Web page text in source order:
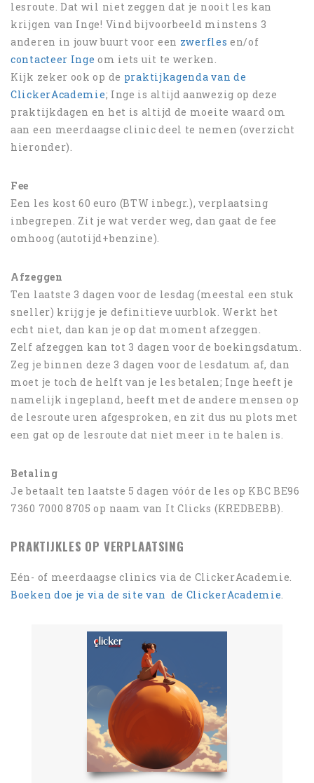
lesroute. Dat wil niet zeggen dat je nooit les kan
krijgen van Inge! Vind bijvoorbeeld minstens 3
anderen in jouw buurt voor een zwerfles en/of
contacteer Inge om iets uit te werken.
Kijk zeker ook op de praktijkagenda van de
ClickerAcademie; Inge is altijd aanwezig op deze
praktijkdagen en het is altijd de moeite waard om
aan een meerdaagse clinic deel te nemen (overzicht
hieronder).
Fee
Een les kost 60 euro (BTW inbegr.), verplaatsing
inbegrepen. Zit je wat verder weg, dan gaat de fee
omhoog (autotijd+benzine).
Afzeggen
Ten laatste 3 dagen voor de lesdag (meestal een stuk
sneller) krijg je je definitieve uurblok. Werkt het
echt niet, dan kan je op dat moment afzeggen.
Zelf afzeggen kan tot 3 dagen voor de boekingsdatum.
Zeg je binnen deze 3 dagen voor de lesdatum af, dan
moet je toch de helft van je les betalen; Inge heeft je
namelijk ingepland, heeft met de andere mensen op
de lesroute uren afgesproken, en zit dus nu plots met
een gat op de lesroute dat niet meer in te halen is.
Betaling
Je betaalt ten laatste 5 dagen vóór de les op KBC BE96
7360 7000 8705 op naam van It Clicks (KREDBEBB).
PRAKTIJKLES OP VERPLAATSING
Eén- of meerdaagse clinics via de ClickerAcademie.
Boeken doe je via de site van de ClickerAcademie.